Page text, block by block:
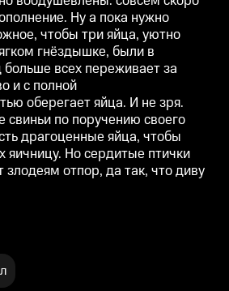
Но
что
яйца. И не зря. Коварные
зелёные свиньи по поручению
своего короля хотят украсть
драгоценные яйца, чтобы
приготовить из них яичницу. Но
сердитые птички раз за разом
дают злодеям отпор, да так, что
диву даёшься!
Ну а пока нужно
чтобы три яйца, уютно
гнёздышке, были в
больше всех переживает за
и с полной
оберегает яйца. И не зря.
по поручению своего
драгоценные яйца, чтобы
яичницу. Но сердитые птички
отпор, да так, что диву